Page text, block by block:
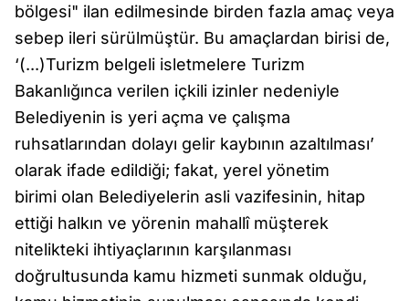
bölgesi" ilan edilmesinde birden fazla amaç veya
sebep ileri sürülmüştür. Bu amaçlardan birisi de,
‘(...)Turizm belgeli isletmelere Turizm
Bakanlığınca verilen içkili izinler nedeniyle
Belediyenin is yeri açma ve çalışma
ruhsatlarından dolayı gelir kaybının azaltılması’
olarak ifade edildiği; fakat, yerel yönetim
birimi olan Belediyelerin asli vazifesinin, hitap
ettiği halkın ve yörenin mahallî müşterek
nitelikteki ihtiyaçlarının karşılanması
doğrultusunda kamu hizmeti sunmak olduğu,